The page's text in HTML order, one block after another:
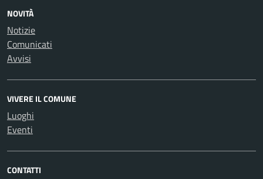
NOVITÀ
Notizie
Comunicati
Avvisi
VIVERE IL COMUNE
Luoghi
Eventi
CONTATTI